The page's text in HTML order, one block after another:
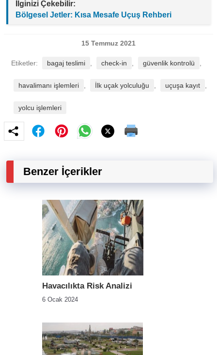
İlginizi Çekebilir:
Bölgesel Jetler: Kısa Mesafe Uçuş Rehberi
15 Temmuz 2021
Etiketler: bagaj teslimi , check-in , güvenlik kontrolü ,
havalimanı işlemleri , İlk uçak yolculuğu , uçuşa kayıt ,
yolcu işlemleri
Benzer İçerikler
Havacılıkta Risk Analizi
6 Ocak 2024